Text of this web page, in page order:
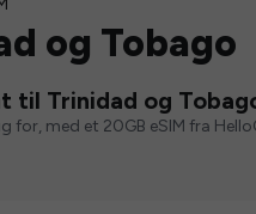
og Tobago
til Trinidad og
med et 20GB eSIM fra